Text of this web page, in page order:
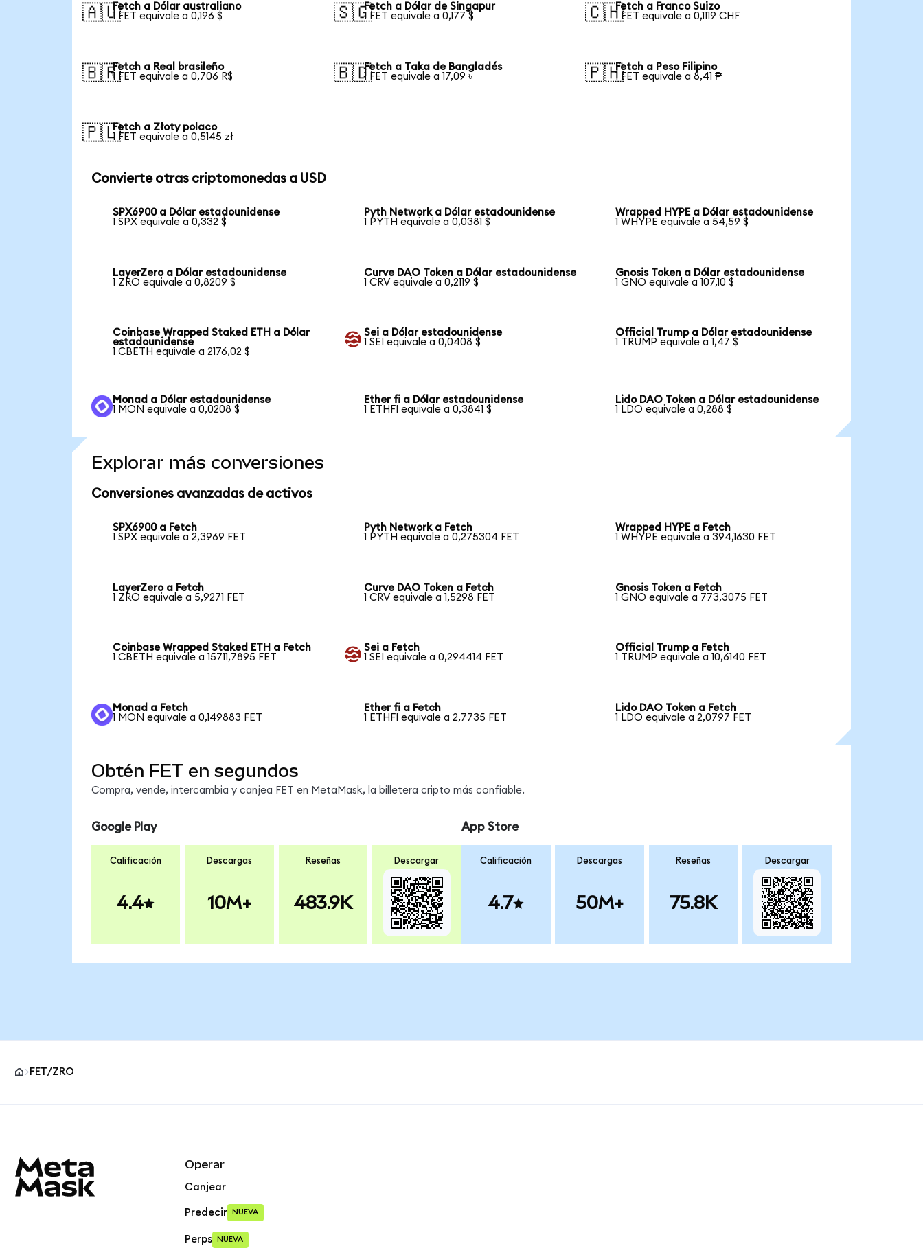
🇦🇺Fetch a Dólar australiano
1 FET equivale a 0,196 $
🇸🇬Fetch a Dólar de Singapur
1 FET equivale a 0,177 $
🇨🇭Fetch a Franco Suizo
1 FET equivale a 0,1119 CHF
🇧🇷Fetch a Real brasileño
1 FET equivale a 0,706 R$
🇧🇩Fetch a Taka de Bangladés
1 FET equivale a 17,09 ৳
🇵🇭Fetch a Peso Filipino
1 FET equivale a 8,41 ₱
🇵🇱Fetch a Złoty polaco
1 FET equivale a 0,5145 zł
Convierte otras criptomonedas a USD
SPX6900 a Dólar estadounidense
1 SPX equivale a 0,332 $
Pyth Network a Dólar estadounidense
1 PYTH equivale a 0,0381 $
Wrapped HYPE a Dólar estadounidense
1 WHYPE equivale a 54,59 $
LayerZero a Dólar estadounidense
1 ZRO equivale a 0,8209 $
Curve DAO Token a Dólar estadounidense
1 CRV equivale a 0,2119 $
Gnosis Token a Dólar estadounidense
1 GNO equivale a 107,10 $
Coinbase Wrapped Staked ETH a Dólar
estadounidense
1 CBETH equivale a 2176,02 $
Sei a Dólar estadounidense
1 SEI equivale a 0,0408 $
Official Trump a Dólar estadounidense
1 TRUMP equivale a 1,47 $
Monad a Dólar estadounidense
1 MON equivale a 0,0208 $
Ether fi a Dólar estadounidense
1 ETHFI equivale a 0,3841 $
Lido DAO Token a Dólar estadounidense
1 LDO equivale a 0,288 $
Explorar más conversiones
Conversiones avanzadas de activos
SPX6900 a Fetch
1 SPX equivale a 2,3969 FET
Pyth Network a Fetch
1 PYTH equivale a 0,275304 FET
Wrapped HYPE a Fetch
1 WHYPE equivale a 394,1630 FET
LayerZero a Fetch
1 ZRO equivale a 5,9271 FET
Curve DAO Token a Fetch
1 CRV equivale a 1,5298 FET
Gnosis Token a Fetch
1 GNO equivale a 773,3075 FET
Coinbase Wrapped Staked ETH a Fetch
1 CBETH equivale a 15711,7895 FET
Sei a Fetch
1 SEI equivale a 0,294414 FET
Official Trump a Fetch
1 TRUMP equivale a 10,6140 FET
Monad a Fetch
1 MON equivale a 0,149883 FET
Ether fi a Fetch
1 ETHFI equivale a 2,7735 FET
Lido DAO Token a Fetch
1 LDO equivale a 2,0797 FET
Obtén FET en segundos
Compra, vende, intercambia y canjea FET en MetaMask, la billetera cripto más confiable.
Google Play
Calificación
4.4
Descargas
10M+
Reseñas
483.9K
Descargar
App Store
Calificación
4.7
Descargas
50M+
Reseñas
75.8K
Descargar
FET/ZRO
Operar
Canjear
Predecir NUEVA
Perps NUEVA